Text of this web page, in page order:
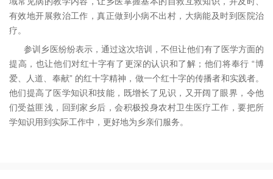
有效地开展救治工作，真正做到小病不出村，大病能及时到医院治
疗。
参训乡医纷纷表示，通过这次培训，不但让他们有了医学方面的
提高，也让他们对红十字有了更深的认识和了解；他们将奉行 “博
爱、人道、奉献” 的红十字精神，做一个红十字的传播者和实践者。
他们提高了医学知识和技能，既增长了见识，又开阔了眼界，令他
们受益匪浅，回到家乡后，会积极投身农村卫生医疗工作，要把所
学知识用到实际工作中，更好地为乡亲们服务。